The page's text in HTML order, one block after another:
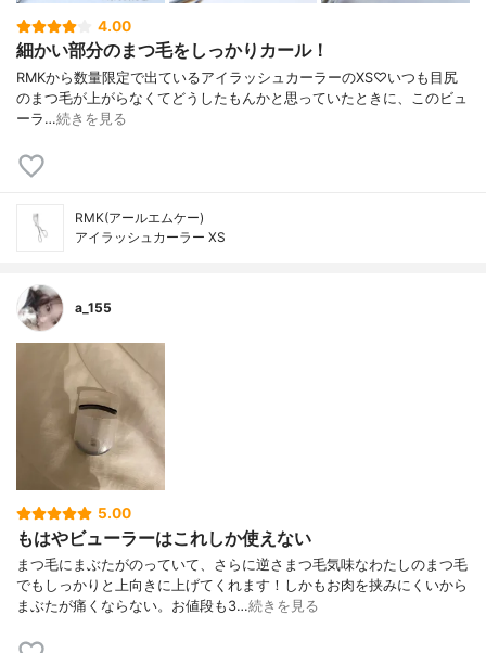
4.00
細かい部分のまつ毛をしっかりカール！
ㅤㅤㅤㅤㅤㅤㅤㅤㅤㅤㅤㅤㅤRMKから数量限定で出ているアイラッシュカーラーのXS♡いつも目尻
のまつ毛が上がらなくてどうしたもんかと思っていたときに、このビュ
ーラ…続きを見る
RMK(アールエムケー)
アイラッシュカーラー XS
a_155
5.00
もはやビューラーはこれしか使えない
まつ毛にまぶたがのっていて、さらに逆さまつ毛気味なわたしのまつ毛
でもしっかりと上向きに上げてくれます！しかもお肉を挟みにくいから
まぶたが痛くならない。お値段も3…続きを見る